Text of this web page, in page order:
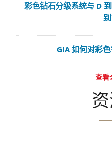
彩色钻石分级系统与 D
别
GIA 如何对彩
查看